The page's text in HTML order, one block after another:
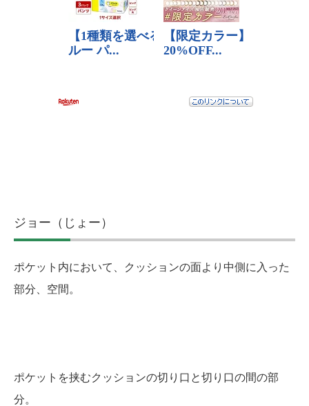
ジョー（じょー）
ポケット内において、クッションの面より中側に入った
部分、空間。
ポケットを挟むクッションの切り口と切り口の間の部
分。